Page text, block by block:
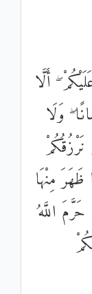
أَلَّا
وَلَا
مِنْهَا
اللَّهُ